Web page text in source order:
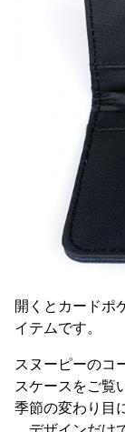
開くとカードポ
イテムです。
スヌーピーのコ
スケースをご覧
季節の変わり目